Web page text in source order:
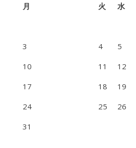
月
火 水
3
4 5
10
11 12
17
18 19
24
25 26
31